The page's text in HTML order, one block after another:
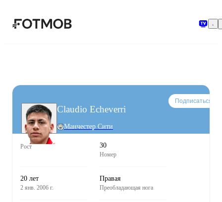
Claudio Echeverri
Манчестер Сити
Подписаться
Рост 30
Номер
20 лет
2 янв. 2006 г.
Правая
Преобладающая нога